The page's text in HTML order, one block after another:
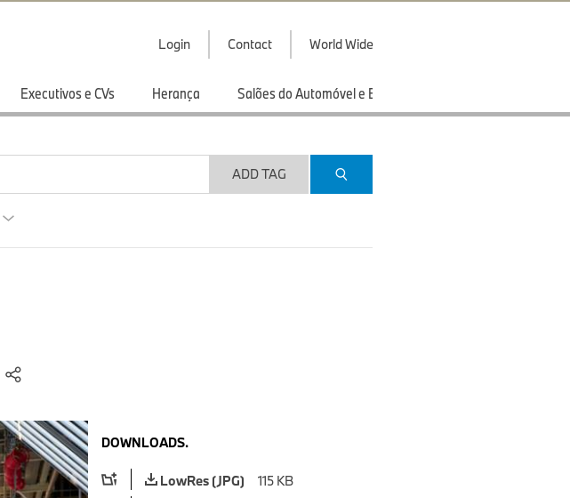
Login Contact World Wide
Executivos e CVs Herança Salões do Automóvel e Exibições
ADD TAG
DOWNLOADS.
LowRes (JPG)
115 KB